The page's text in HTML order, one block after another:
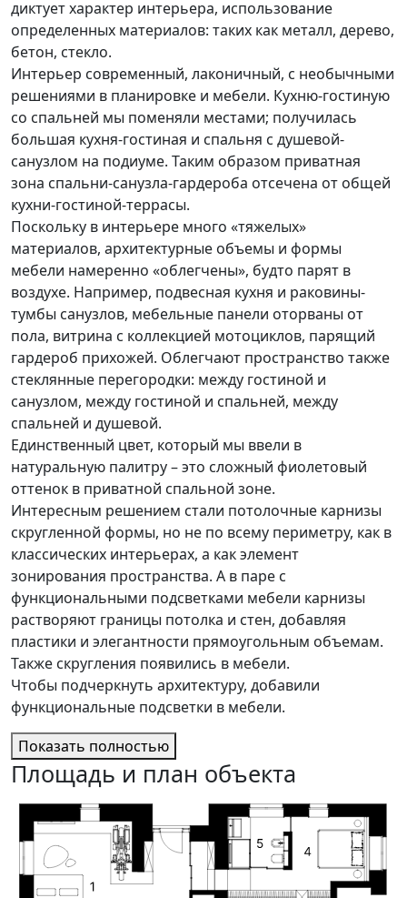
диктует характер интерьера, использование
определенных материалов: таких как металл, дерево,
бетон, стекло.
Интерьер современный, лаконичный, с необычными
решениями в планировке и мебели. Кухню-гостиную
со спальней мы поменяли местами; получилась
большая кухня-гостиная и спальня с душевой-
санузлом на подиуме. Таким образом приватная
зона спальни-санузла-гардероба отсечена от общей
кухни-гостиной-террасы.
Поскольку в интерьере много «тяжелых»
материалов, архитектурные объемы и формы
мебели намеренно «облегчены», будто парят в
воздухе. Например, подвесная кухня и раковины-
тумбы санузлов, мебельные панели оторваны от
пола, витрина с коллекцией мотоциклов, парящий
гардероб прихожей. Облегчают пространство также
стеклянные перегородки: между гостиной и
санузлом, между гостиной и спальней, между
спальней и душевой.
Единственный цвет, который мы ввели в
натуральную палитру – это сложный фиолетовый
оттенок в приватной спальной зоне.
Интересным решением стали потолочные карнизы
скругленной формы, но не по всему периметру, как в
классических интерьерах, а как элемент
зонирования пространства. А в паре с
функциональными подсветками мебели карнизы
растворяют границы потолка и стен, добавляя
пластики и элегантности прямоугольным объемам.
Также скругления появились в мебели.
Чтобы подчеркнуть архитектуру, добавили
функциональные подсветки в мебели.
Показать полностью
Площадь и план объекта